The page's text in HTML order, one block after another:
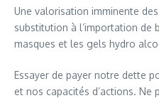
Une valorisation imminente
substitution à l’importation de
masques et les gels hydro
Essayer de payer notre dette
et nos capacités d’actions. Ne